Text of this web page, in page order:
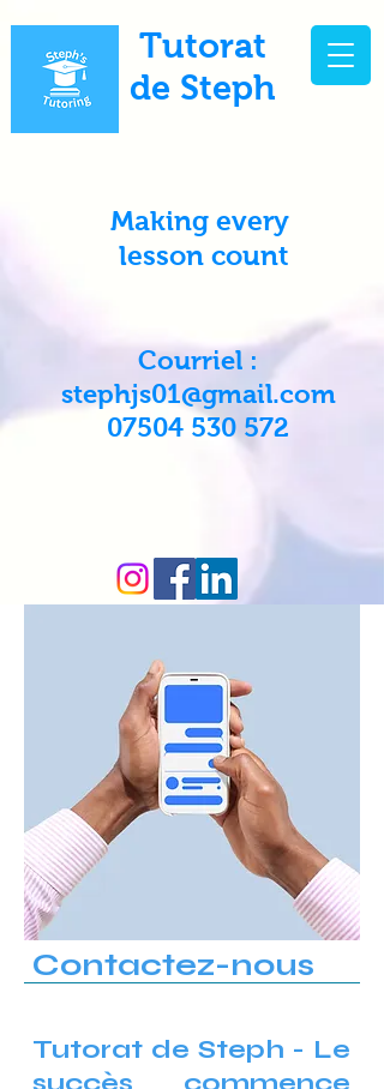
Tutorat
de Steph
Making every
lesson count
Courriel :
stephjs01@gmail.com
07504 530 572
Contactez-nous
Tutorat de Steph - Le